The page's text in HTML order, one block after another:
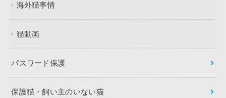
海外猫事情
猫動画
パスワード保護
保護猫・飼い主のいない猫